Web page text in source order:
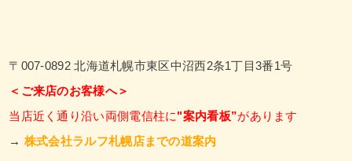
〒007-0892 北海道札幌市東区中沼西2条1丁目3番1号
＜ご来店のお客様へ＞
当店近く通り沿い両側電信柱に"案内看板”があります
→ 株式会社ラルフ札幌店までの道案内